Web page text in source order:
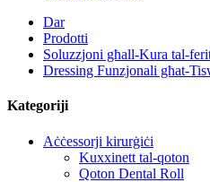
Dar
Prodotti
Soluzzjoni għall-Kura tal-
Dressing Funzjonali għat-
Kategoriji
Aċċessorji kirurġiċi
Kuxxinett tal-qoton
Qoton Dental Roll